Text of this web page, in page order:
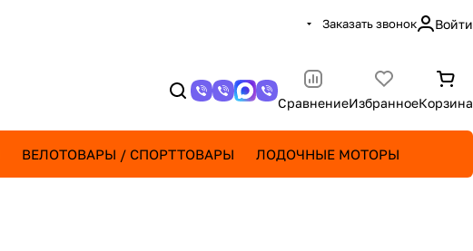
Заказать звонок Войти
СравнениеИзбранноеКорзина
ВЕЛОТОВАРЫ / СПОРТТОВАРЫ ЛОДОЧНЫЕ МОТОРЫ